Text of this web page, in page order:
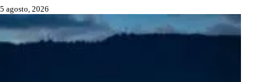
5 agosto, 2026